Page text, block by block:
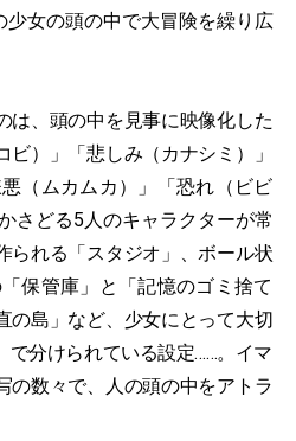
女の頭の中で大冒険を繰り広
は、頭の中を見事に映像化した
）」「悲しみ（カナシミ）」
（ムカムカ）」「恐れ（ビビ
さどる5人のキャラクターが常
られる「スタジオ」、ボール状
保管庫」と「記憶のゴミ捨て
の島」など、少女にとって大切
で分けられている設定……。イマ
の数々で、人の頭の中をアトラ